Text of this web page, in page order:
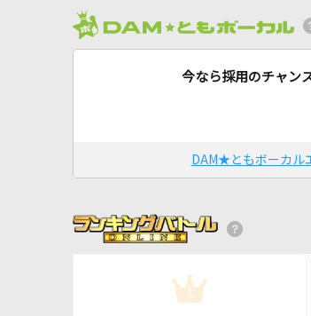
今なら採用のチャン
DAM★ともボーカル
1